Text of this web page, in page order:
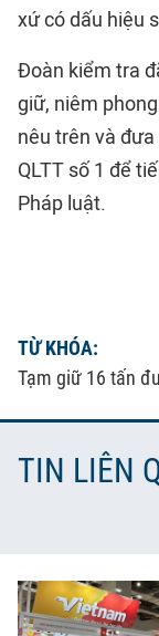
xứ có dấu hiệu
Đoàn kiểm tra
giữ, niêm
nêu trên và
QLTT số 1 để
Pháp luật.
TỪ KHÓA:
Tạm giữ 16 tấn
TIN LIÊN